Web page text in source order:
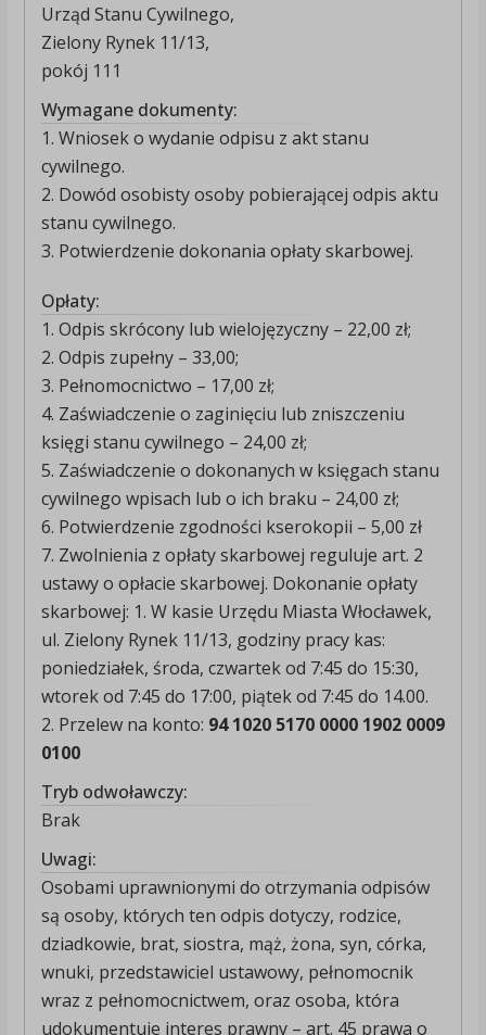
Urząd Stanu Cywilnego,
Zielony Rynek 11/13,
pokój 111
Wymagane dokumenty:
1. Wniosek o wydanie odpisu z akt stanu
cywilnego.
2. Dowód osobisty osoby pobierającej odpis aktu
stanu cywilnego.
3. Potwierdzenie dokonania opłaty skarbowej.
Opłaty:
1. Odpis skrócony lub wielojęzyczny – 22,00 zł;
2. Odpis zupełny – 33,00;
3. Pełnomocnictwo – 17,00 zł;
4. Zaświadczenie o zaginięciu lub zniszczeniu
księgi stanu cywilnego – 24,00 zł;
5. Zaświadczenie o dokonanych w księgach stanu
cywilnego wpisach lub o ich braku – 24,00 zł;
6. Potwierdzenie zgodności kserokopii – 5,00 zł
7. Zwolnienia z opłaty skarbowej reguluje art. 2
ustawy o opłacie skarbowej. Dokonanie opłaty
skarbowej: 1. W kasie Urzędu Miasta Włocławek,
ul. Zielony Rynek 11/13, godziny pracy kas:
poniedziałek, środa, czwartek od 7:45 do 15:30,
wtorek od 7:45 do 17:00, piątek od 7:45 do 14.00.
2. Przelew na konto: 94 1020 5170 0000 1902 0009
0100
Tryb odwoławczy:
Brak
Uwagi:
Osobami uprawnionymi do otrzymania odpisów
są osoby, których ten odpis dotyczy, rodzice,
dziadkowie, brat, siostra, mąż, żona, syn, córka,
wnuki, przedstawiciel ustawowy, pełnomocnik
wraz z pełnomocnictwem, oraz osoba, która
udokumentuje interes prawny – art. 45 prawa o